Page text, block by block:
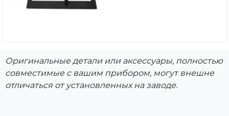
Оригинальные детали или аксессуары, полностью
совместимые с вашим прибором, могут внешне
отличаться от установленных на заводе.